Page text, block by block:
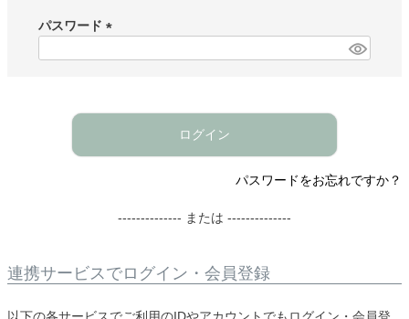
)
パスワード
ログイン
パスワードをお忘れですか？
-------------- または --------------
連携サービスでログイン・会員登録
以下の各サービスでご利用のIDやアカウントでもログイン・会員登